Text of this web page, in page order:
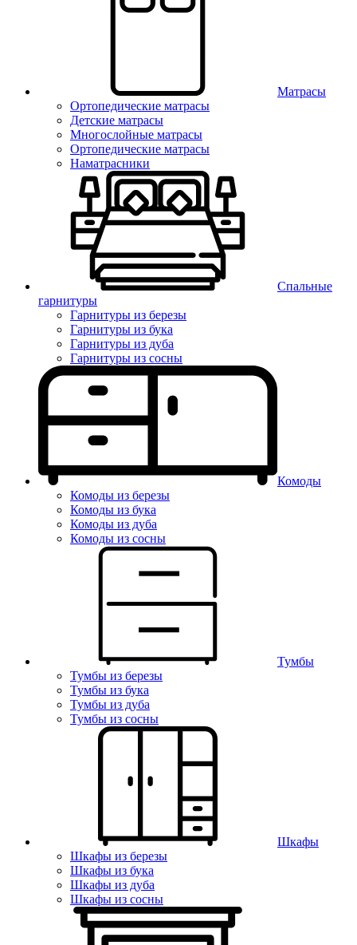
Матрасы
Ортопедические матрасы
Детские матрасы
Многослойные матрасы
Ортопедические матрасы
Наматрасники
Спальные
гарнитуры
Гарнитуры из березы
Гарнитуры из бука
Гарнитуры из дуба
Гарнитуры из сосны
Комоды
Комоды из березы
Комоды из бука
Комоды из дуба
Комоды из сосны
Тумбы
Тумбы из березы
Тумбы из бука
Тумбы из дуба
Тумбы из сосны
Шкафы
Шкафы из березы
Шкафы из бука
Шкафы из дуба
Шкафы из сосны